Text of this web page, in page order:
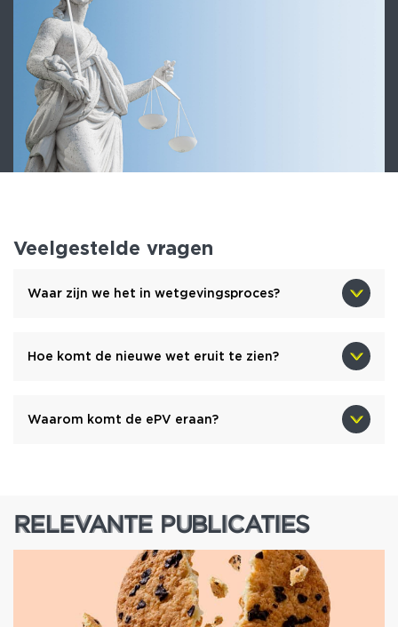
Veelgestelde vragen
Waar zijn we het in wetgevingsproces?
Hoe komt de nieuwe wet eruit te zien?
Waarom komt de ePV eraan?
RELEVANTE PUBLICATIES
RELEVANTE PUBLICATIES